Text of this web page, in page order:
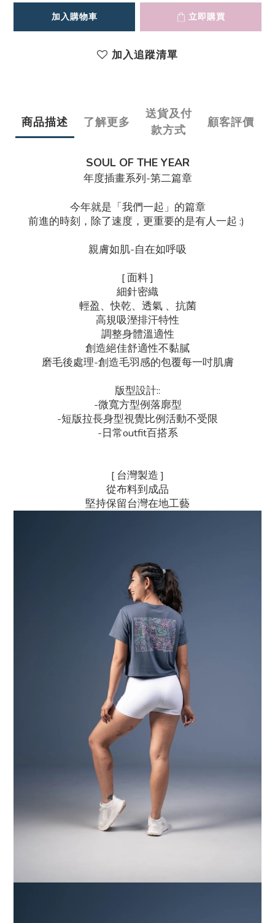
加入購物車 立即購買
加入追蹤清單
商品描述 了解更多
送貨及付
款方式
顧客評價
SOUL OF THE YEAR
年度插畫系列-第二篇章
今年就是「我們一起」的篇章
前進的時刻，除了速度，更重要的是有人一起 :)
親膚如肌-自在如呼吸
[ 面料 ]
細針密織
輕盈、快乾、透氣 、抗菌
高規吸溼排汗特性
調整身體溫適性
創造絕佳舒適性不黏膩
磨毛後處理-創造毛羽感的包覆每一吋肌膚
版型設計::
-微寬方型例落廓型
-短版拉長身型視覺比例活動不受限
-日常outfit百搭系
[ 台灣製造 ]
從布料到成品
堅持保留台灣在地工藝